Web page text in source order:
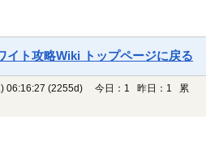
イト攻略Wiki トップページに戻る
06:16:27 (2255d)
今日：1 昨日：1 累